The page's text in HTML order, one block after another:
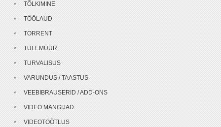
TÕLKIMINE
TÖÖLAUD
TORRENT
TULEMÜÜR
TURVALISUS
VARUNDUS / TAASTUS
VEEBIBRAUSERID / ADD-ONS
VIDEO MÄNGIJAD
VIDEOTÖÖTLUS